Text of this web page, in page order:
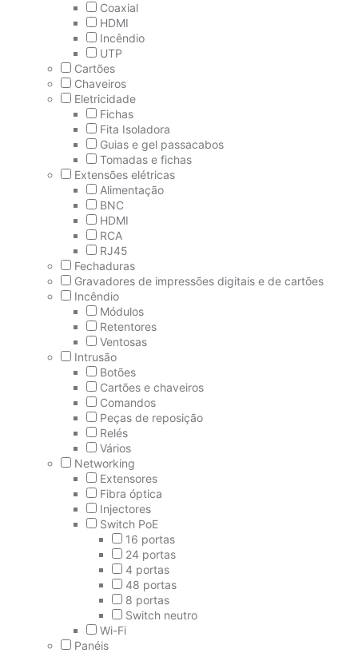
Coaxial
HDMI
Incêndio
UTP
Cartões
Chaveiros
Eletricidade
Fichas
Fita Isoladora
Guias e gel passacabos
Tomadas e fichas
Extensões elétricas
Alimentação
BNC
HDMI
RCA
RJ45
Fechaduras
Gravadores de impressões digitais e de cartões
Incêndio
Módulos
Retentores
Ventosas
Intrusão
Botões
Cartões e chaveiros
Comandos
Peças de reposição
Relés
Vários
Networking
Extensores
Fibra óptica
Injectores
Switch PoE
16 portas
24 portas
4 portas
48 portas
8 portas
Switch neutro
Wi-Fi
Panéis